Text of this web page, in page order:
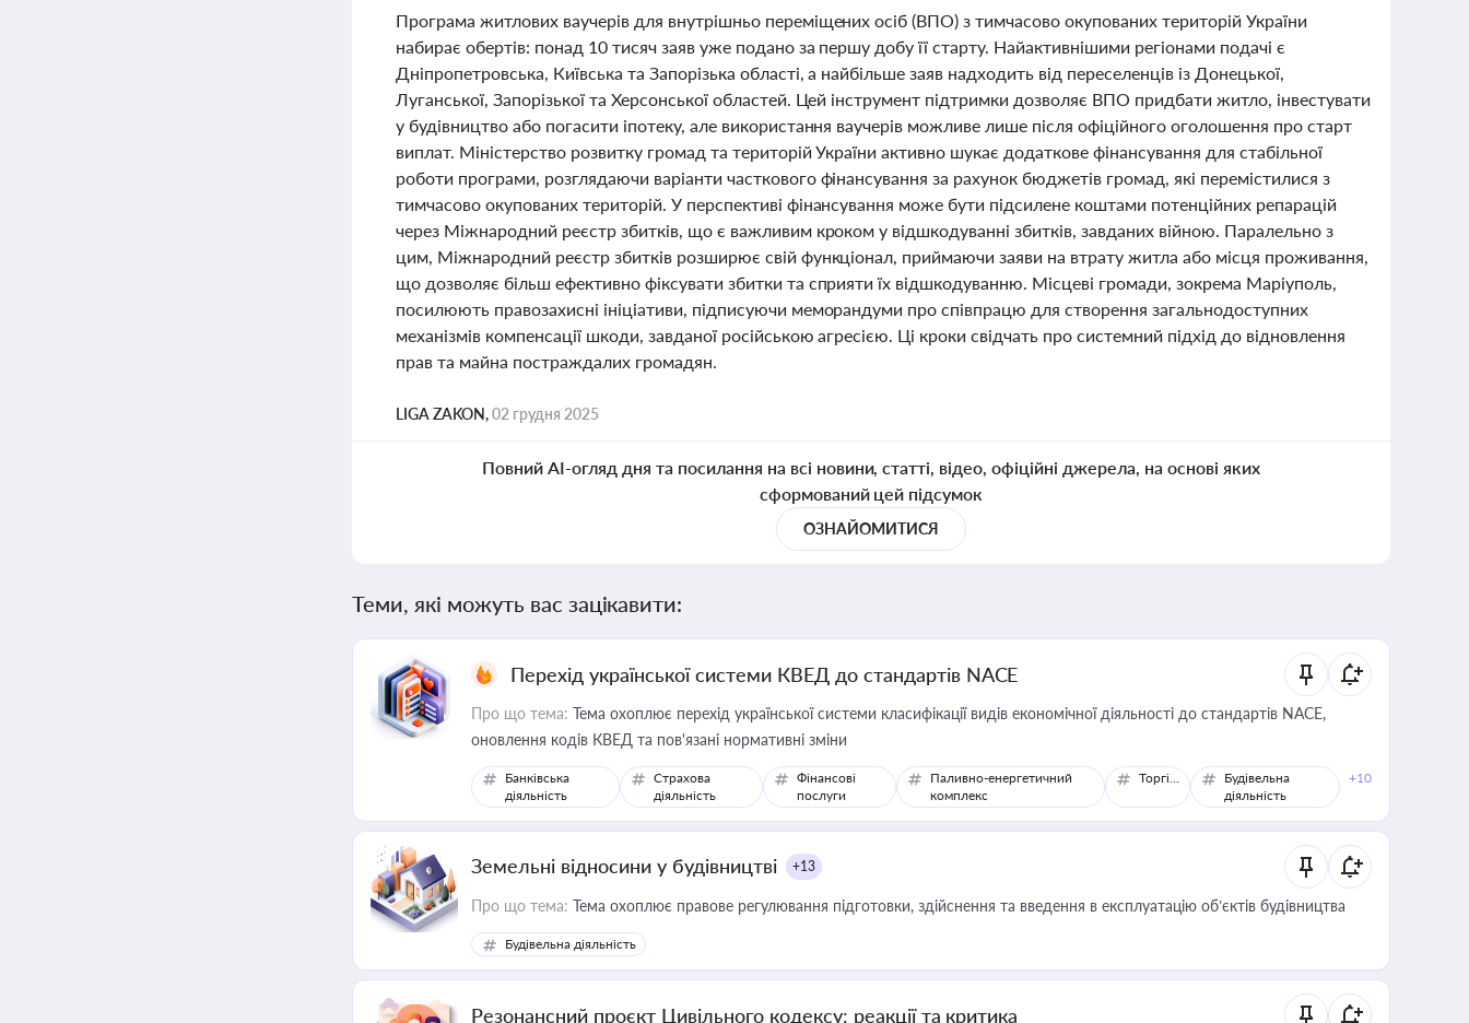
Програма житлових ваучерів для внутрішньо переміщених осіб (ВПО) з тимчасово окупованих територій України
набирає обертів: понад 10 тисяч заяв уже подано за першу добу її старту. Найактивнішими регіонами подачі є
Дніпропетровська, Київська та Запорізька області, а найбільше заяв надходить від переселенців із Донецької,
Луганської, Запорізької та Херсонської областей. Цей інструмент підтримки дозволяє ВПО придбати житло, інвестувати
у будівництво або погасити іпотеку, але використання ваучерів можливе лише після офіційного оголошення про старт
виплат. Міністерство розвитку громад та територій України активно шукає додаткове фінансування для стабільної
роботи програми, розглядаючи варіанти часткового фінансування за рахунок бюджетів громад, які перемістилися з
тимчасово окупованих територій. У перспективі фінансування може бути підсилене коштами потенційних репарацій
через Міжнародний реєстр збитків, що є важливим кроком у відшкодуванні збитків, завданих війною. Паралельно з
цим, Міжнародний реєстр збитків розширює свій функціонал, приймаючи заяви на втрату житла або місця проживання,
що дозволяє більш ефективно фіксувати збитки та сприяти їх відшкодуванню. Місцеві громади, зокрема Маріуполь,
посилюють правозахисні ініціативи, підписуючи меморандуми про співпрацю для створення загальнодоступних
механізмів компенсації шкоди, завданої російською агресією. Ці кроки свідчать про системний підхід до відновлення
прав та майна постраждалих громадян.
LIGA ZAKON,02 грудня 2025
Повний AI-огляд дня та посилання на всі новини, статті, відео, офіційні джерела, на основі яких
сформований цей підсумок
ОЗНАЙОМИТИСЯ
Теми, які можуть вас зацікавити:
Перехід української системи КВЕД до стандартів NACE
Про що тема: Тема охоплює перехід української системи класифікації видів економічної діяльності до стандартів NACE,
оновлення кодів КВЕД та пов'язані нормативні зміни
Банківська
діяльність
Страхова
діяльність
Фінансові
послуги
Паливно-енергетичний
комплекс
Торгівля
Будівельна
діяльність
+10
Земельні відносини у будівництві +13
Про що тема: Тема охоплює правове регулювання підготовки, здійснення та введення в експлуатацію об’єктів будівництва
Будівельна діяльність
Резонансний проєкт Цивільного кодексу: реакції та критика